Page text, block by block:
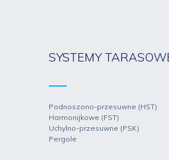
SYSTEMY
Podnoszono-przesuwne (HST)
Harmonijkowe (FST)
Uchylno-przesuwne (PSK)
Pergole